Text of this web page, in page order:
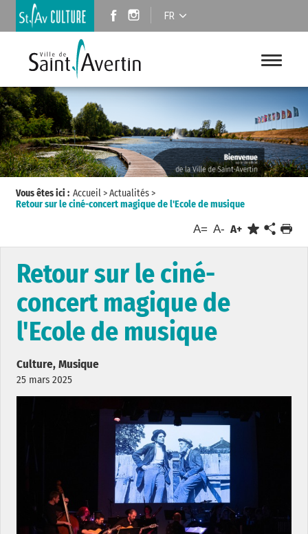
FR
Vous êtes ici : Accueil>Actualités>
Retour sur le ciné-concert magique de l'Ecole de musique
A= A- A+
Retour sur le ciné-
concert magique de
l'Ecole de musique
Culture, Musique
25 mars 2025